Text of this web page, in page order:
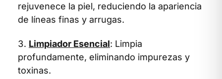
rejuvenece la piel, reduciendo la apariencia
de líneas finas y arrugas.
Limpiador Esencial: Limpia
profundamente, eliminando impurezas y
toxinas.